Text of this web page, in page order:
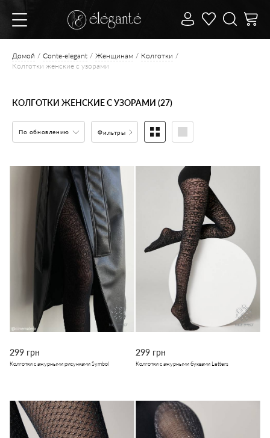
Домой Conte-elegant Женщинам
Колготки
Колготки женские с узорами
КОЛГОТКИ ЖЕНСКИЕ С УЗОРАМИ (27)
По обновлению Фильтры
299 грн
Колготки с ажурными рисунками Symbol
299 грн
Колготки с ажурными буквами Letters